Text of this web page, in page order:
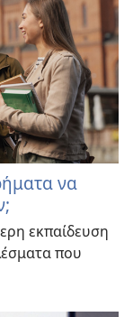
να
εκπαίδευση
που